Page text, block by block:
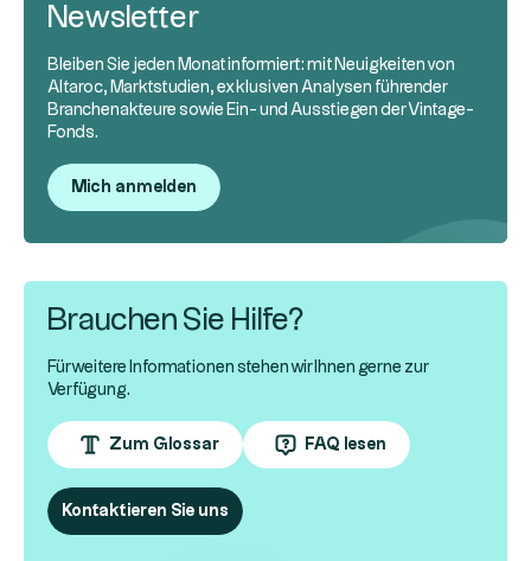
Newsletter
Bleiben Sie jeden Monat informiert: mit Neuigkeiten von
Altaroc, Marktstudien, exklusiven Analysen führender
Branchenakteure sowie Ein- und Ausstiegen der Vintage-
Fonds.
Mich anmelden
Brauchen Sie Hilfe?
Für weitere Informationen stehen wir Ihnen gerne zur
Verfügung.
Zum Glossar FAQ lesen
Kontaktieren Sie uns